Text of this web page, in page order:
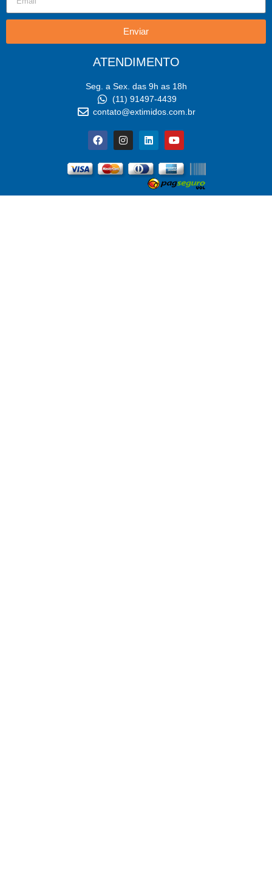
Enviar
ATENDIMENTO
Seg. a Sex. das 9h as 18h
(11) 91497-4439
contato@extimidos.com.br